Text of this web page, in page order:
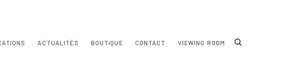
ACTUALITÉS BOUTIQUE CONTACT VIEWING ROOM